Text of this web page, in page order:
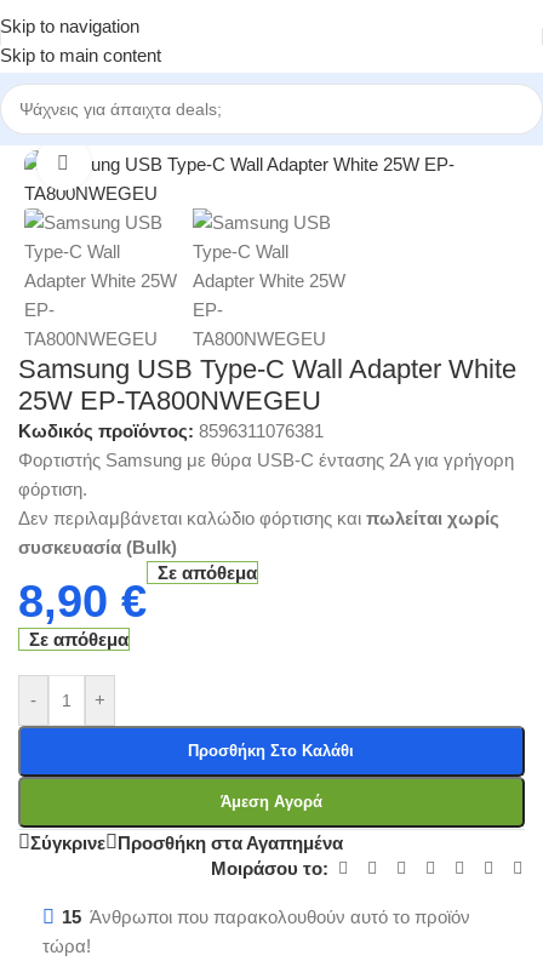
Skip to navigation
Skip to main content
Αρχική σελίδα/Φορτιστές Κινητών
Click to enlarge
Samsung USB Type-C Wall Adapter White
25W EP-TA800NWEGEU
Κωδικός προϊόντος: 8596311076381
Φορτιστής Samsung με θύρα USB-C έντασης 2Α για γρήγορη
φόρτιση.
Δεν περιλαμβάνεται καλώδιο φόρτισης και πωλείται χωρίς
συσκευασία (Bulk)
8,90 €
Σε απόθεμα
Σε απόθεμα
- +
Προσθήκη Στο Καλάθι
Άμεση Αγορά
Σύγκρινε
Προσθήκη στα Αγαπημένα
Μοιράσου το:
15 Άνθρωποι που παρακολουθούν αυτό το προϊόν
τώρα!